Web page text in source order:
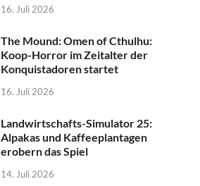
16. Juli 2026
The Mound: Omen of Cthulhu:
Koop-Horror im Zeitalter der
Konquistadoren startet
16. Juli 2026
Landwirtschafts-Simulator 25:
Alpakas und Kaffeeplantagen
erobern das Spiel
14. Juli 2026